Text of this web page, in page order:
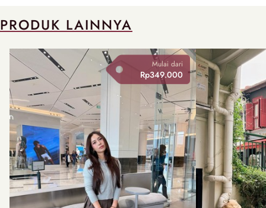
PRODUK LAINNYA
Mulai dari
Rp349.000